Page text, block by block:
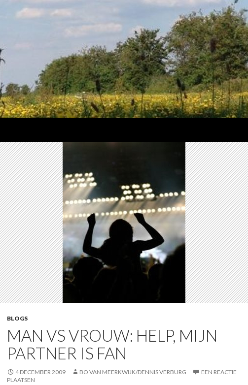
BLOGS
MAN VS VROUW: HELP, MIJN
PARTNER IS FAN
4 DECEMBER 2009 BO VAN MEERKWIJK/DENNIS VERBURG
EEN REACTIE
PLAATSEN